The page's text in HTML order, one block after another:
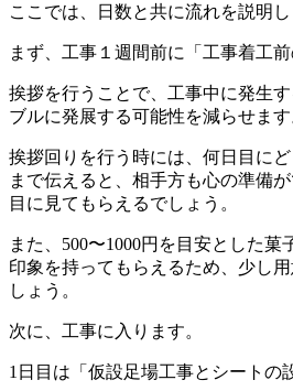
ここでは、日数と共に流れを説明し
まず、工事１週間前に「工事着工
挨拶を行うことで、工事中に発生
ブルに発展する可能性を減らせます
挨拶回りを行う時には、何日目に
まで伝えると、相手方も心の準備
目に見てもらえるでしょう。
また、500〜1000円を目安とした
印象を持ってもらえるため、少し
しょう。
次に、工事に入ります。
1日目は「仮設足場工事とシートの